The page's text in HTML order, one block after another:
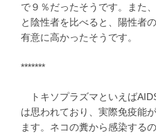
で９％だったそうです。また
と陰性者を比べると、陽性者
有意に高かったそうです。
*******
トキソプラズマといえば
は思われており、実際免疫能
ます。ネコの糞から感染する